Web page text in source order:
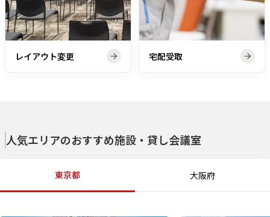
レイアウト変更 宅配受取
人気エリアのおすすめ施設・貸し会議室
東京都 大阪府